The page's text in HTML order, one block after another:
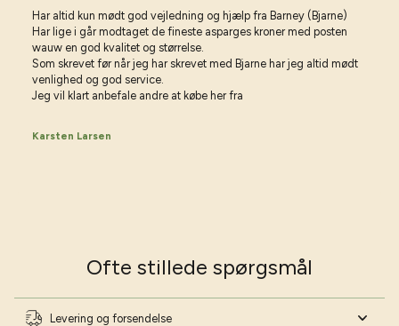
Har altid kun mødt god vejledning og hjælp fra Barney (Bjarne)
Har lige i går modtaget de fineste asparges kroner med posten
wauw en god kvalitet og størrelse.
Som skrevet før når jeg har skrevet med Bjarne har jeg altid mødt
venlighed og god service.
Jeg vil klart anbefale andre at købe her fra
Karsten Larsen
Ofte stillede spørgsmål
Levering og forsendelse